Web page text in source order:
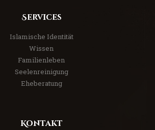
Services
Islamische Identität
Wissen
Familienleben
Seelenreinigung
Eheberatung
Kontakt